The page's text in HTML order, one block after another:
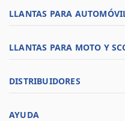
LLANTAS PARA
LLANTAS PARA MOTO Y
DISTRIBUIDORES
AYUDA